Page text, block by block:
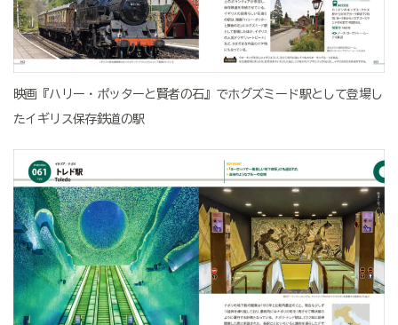
映画『ハリー・ポッターと賢者の石』でホグズミード駅として登場し
たイギリス保存鉄道の駅